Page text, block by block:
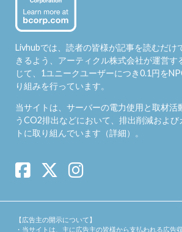
Livhubでは、読者の皆様が記事を読むだけ
きるよう、アーティクル株式会社が運営す
じて、1ユニークユーザーにつき0.1円を
り組みを行っています。
当サイトは、サーバーの電力使用と取材活
うCO2排出などにおいて、排出削減および
トに取り組んでいます（詳細）。
【広告主の開示について】
・当サイトは、主に広告主の皆様から支払われる広告